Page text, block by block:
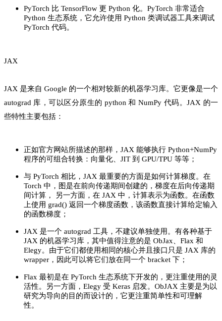
PyTorch 比 TensorFlow 更 Python 化。PyTorch 非常适合
Python 生态系统，它允许使用 Python 类调试器工具来调试
PyTorch 代码。
JAX
JAX 是来自 Google 的一个相对较新的机器学习库。它更像是一个
autograd 库，可以区分原生的 python 和 NumPy 代码。JAX 的一
些特性主要包括：
正如官方网站所描述的那样，JAX 能够执行 Python+NumPy
程序的可组合转换：向量化、JIT 到 GPU/TPU 等等；
与 PyTorch 相比，JAX 最重要的方面是如何计算梯度。在
Torch 中，图是在前向传递期间创建的，梯度在后向传递期
间计算， 另一方面，在 JAX 中，计算表示为函数。在函数
上使用 grad() 返回一个梯度函数，该函数直接计算给定输入
的函数梯度；
JAX 是一个 autograd 工具，不建议单独使用。有各种基于
JAX 的机器学习库，其中值得注意的是 ObJax、Flax 和
Elegy。由于它们都使用相同的核心并且接口只是 JAX 库的
wrapper，因此可以将它们放在同一个 bracket 下；
Flax 最初是在 PyTorch 生态系统下开发的，更注重使用的灵
活性。另一方面，Elegy 受 Keras 启发。ObJAX 主要是为以
研究为导向的目的而设计的，它更注重简单性和可理解
性。